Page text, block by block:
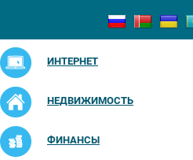
ИНТЕРНЕТ
НЕДВИЖИМОСТЬ
ФИНАНСЫ